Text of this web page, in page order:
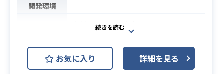
・開発設計時におけるクラウド利
ドバイス
・インシデント対応や定常的なサー
開発環境
業務内容
自社サービス（ポイントサービス、
Webサイト・アプリ）を
企画・開発・運営している大手企業
様の案件です。
お気に入り 詳細を見る